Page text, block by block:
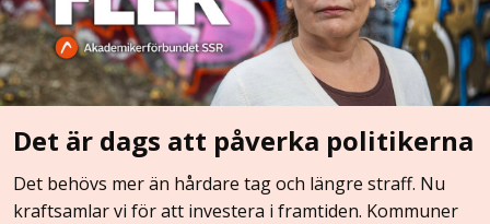
Det är dags att påverka politikerna
Det behövs mer än hårdare tag och längre straff. Nu
kraftsamlar vi för att investera i framtiden. Kommuner